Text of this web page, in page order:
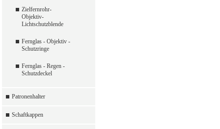
Zielfernrohr-
Objektiv-
Lichtschutzblende
Fernglas - Objektiv -
Schutzringe
Fernglas - Regen -
Schutzdeckel
Patronenhalter
Schaftkappen